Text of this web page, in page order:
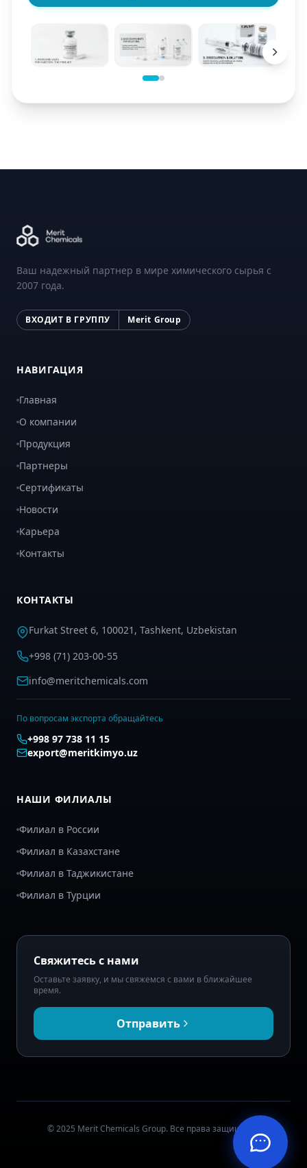
Ваш надежный партнер в мире химического сырья с
2007 года.
ВХОДИТ В ГРУППУ Merit Group
НАВИГАЦИЯ
Главная
О компании
Продукция
Партнеры
Сертификаты
Новости
Карьера
Контакты
КОНТАКТЫ
Furkat Street 6, 100021, Tashkent, Uzbekistan
+998 (71) 203-00-55
info@meritchemicals.com
По вопросам экспорта обращайтесь
+998 97 738 11 15
export@meritkimyo.uz
НАШИ ФИЛИАЛЫ
Филиал в России
Филиал в Казахстане
Филиал в Таджикистане
Филиал в Турции
Свяжитесь с нами
Оставьте заявку, и мы свяжемся с вами в ближайшее
время.
Отправить
© 2025 Merit Chemicals Group. Все права защищены.